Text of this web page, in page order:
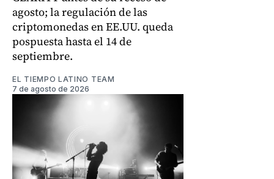
agosto; la regulación de las
criptomonedas en EE.UU. queda
pospuesta hasta el 14 de
septiembre.
EL TIEMPO LATINO TEAM
7 de agosto de 2026